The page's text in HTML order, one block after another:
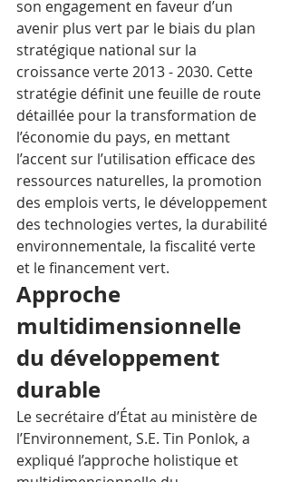
son engagement en faveur d’un
avenir plus vert par le biais du plan
stratégique national sur la
croissance verte 2013 - 2030. Cette
stratégie définit une feuille de route
détaillée pour la transformation de
l’économie du pays, en mettant
l’accent sur l’utilisation efficace des
ressources naturelles, la promotion
des emplois verts, le développement
des technologies vertes, la durabilité
environnementale, la fiscalité verte
et le financement vert.
Approche
multidimensionnelle
du développement
durable
Le secrétaire d’État au ministère de
l’Environnement, S.E. Tin Ponlok, a
expliqué l’approche holistique et